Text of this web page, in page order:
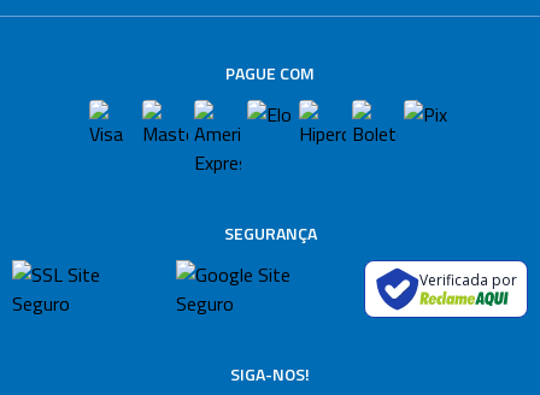
PAGUE COM
SEGURANÇA
Verificada por
SIGA-NOS!